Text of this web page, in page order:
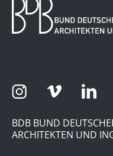
BDB BUND
ARCHITEKTEN UND